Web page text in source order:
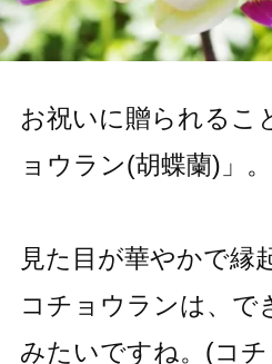
お祝いに贈られるこ
ョウラン(胡蝶蘭)」。
見た目が華やかで縁
コチョウランは、で
みたいですね。(コ